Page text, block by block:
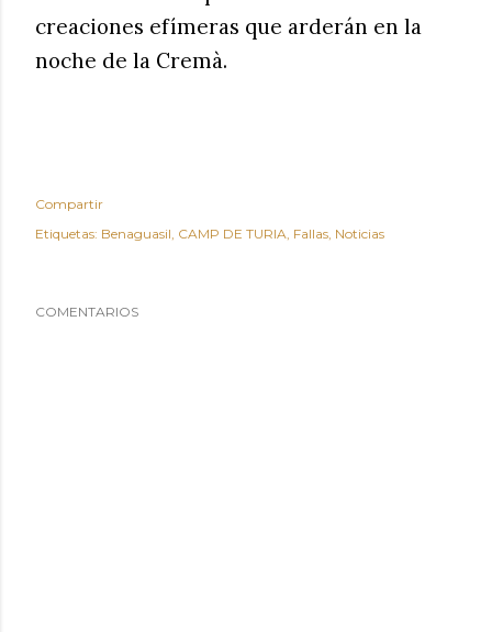
creaciones efímeras que arderán en la
noche de la Cremà.
Compartir
Etiquetas: Benaguasil CAMP DE TURIA Fallas Noticias
COMENTARIOS